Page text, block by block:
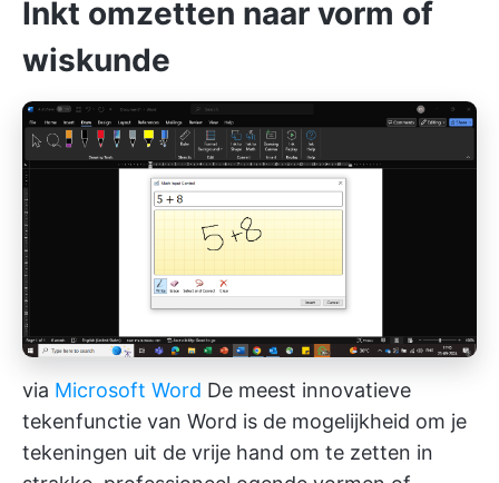
Inkt omzetten naar vorm of
wiskunde
via Microsoft Word De meest innovatieve
tekenfunctie van Word is de mogelijkheid om je
tekeningen uit de vrije hand om te zetten in